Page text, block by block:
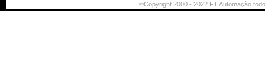
©Copyright 2000 - 2022 FT Automação